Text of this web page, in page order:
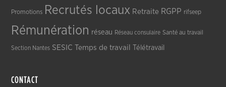
Promotions Recrutés locaux Retraite RGPP rifseep
Rémunération réseau Réseau consulaire Santé au travail
Section Nantes SESIC Temps de travail Télétravail
CONTACT